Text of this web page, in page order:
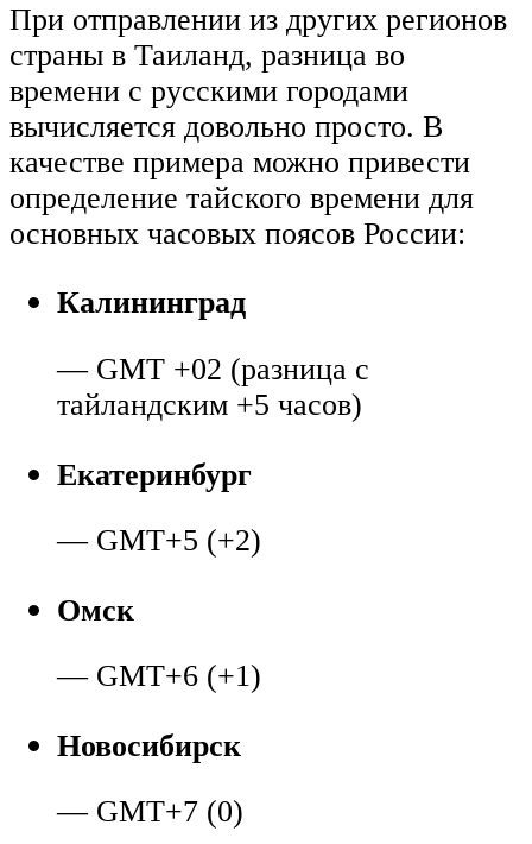
При отправлении из других регионов
страны в Таиланд, разница во
времени с русскими городами
вычисляется довольно просто. В
качестве примера можно привести
определение тайского времени для
основных часовых поясов России:
Калининград
— GMT +02 (разница с
тайландским +5 часов)
Екатеринбург
— GMT+5 (+2)
Омск
— GMT+6 (+1)
Новосибирск
— GMT+7 (0)